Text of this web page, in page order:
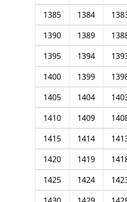
1384
1385
1389
1390
1394
1395
1399
1400
1404
1405
1409
1410
1414
1415
1419
1420
1424
1425